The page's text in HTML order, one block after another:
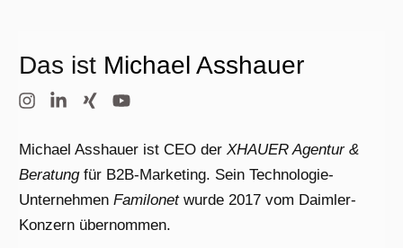
Das ist Michael Asshauer
Michael Asshauer ist CEO der XHAUER Agentur &
Beratungfür B2B-Marketing. Sein Technologie-
Unternehmen Familonetwurde 2017 vom Daimler-
Konzern übernommen.